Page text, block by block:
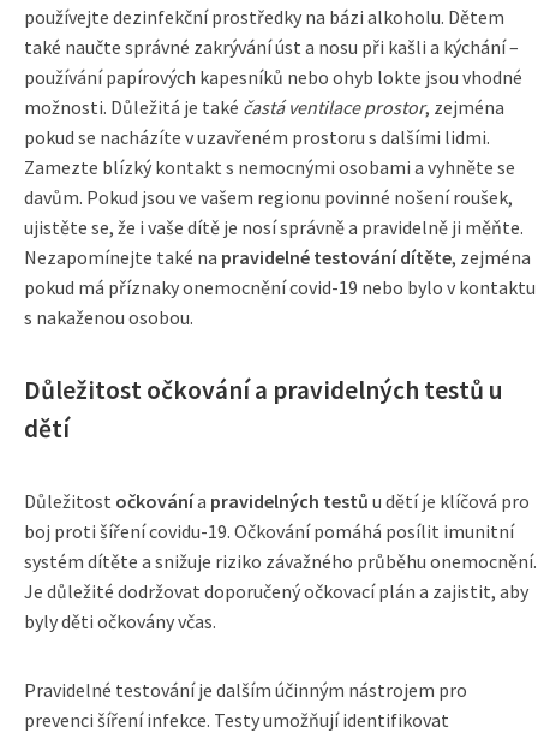
používejte dezinfekční prostředky na bázi alkoholu. Dětem
také naučte správné zakrývání úst a nosu při kašli a kýchání –
používání papírových kapesníků nebo ohyb lokte jsou vhodné
možnosti. Důležitá je také častá ventilace prostor, zejména
pokud se nacházíte v uzavřeném prostoru s dalšími lidmi.
Zamezte blízký kontakt s nemocnými osobami a vyhněte se
davům. Pokud jsou ve vašem regionu povinné nošení roušek,
ujistěte se, že i vaše dítě je nosí správně a pravidelně ji měňte.
Nezapomínejte také na pravidelné testování dítěte, zejména
pokud má příznaky onemocnění covid-19 nebo bylo v kontaktu
s nakaženou osobou.
Důležitost očkování a pravidelných testů u
dětí
Důležitost očkovánía pravidelných testů u dětí je klíčová pro
boj proti šíření covidu-19. Očkování pomáhá posílit imunitní
systém dítěte a snižuje riziko závažného průběhu onemocnění.
Je důležité dodržovat doporučený očkovací plán a zajistit, aby
byly děti očkovány včas.
Pravidelné testování je dalším účinným nástrojem pro
prevenci šíření infekce. Testy umožňují identifikovat